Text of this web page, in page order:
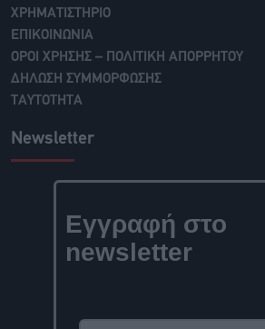
ΧΡΗΜΑΤΙΣΤΗΡΙΟ
ΕΠΙΚΟΙΝΩΝΙΑ
ΟΡΟΙ ΧΡΗΣΗΣ – ΠΟΛΙΤΙΚΗ ΑΠΟΡΡΗΤΟΥ
ΔΗΛΩΣΗ ΣΥΜΜΟΡΦΩΣΗΣ
ΤΑΥΤΟΤΗΤΑ
Newsletter
Εγγραφή στο
newsletter